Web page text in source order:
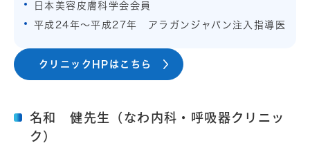
日本美容皮膚科学会会員
平成24年～平成27年 アラガンジャパン注入指導医
クリニックHPはこちら
名和 健先生（なわ内科・呼吸器クリニッ
ク）